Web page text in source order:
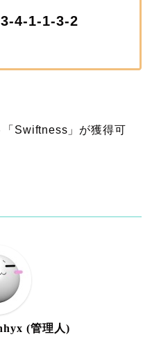
4-1-1-3-2
Swiftness」が獲得可
(管理人)